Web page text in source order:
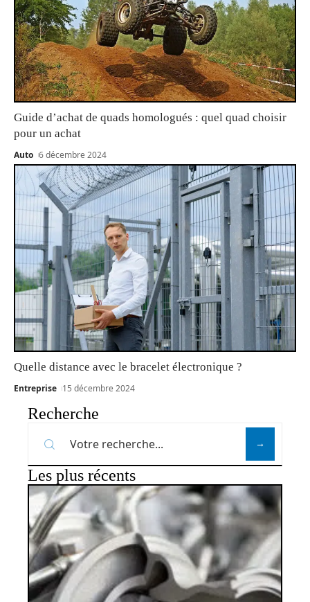
Guide d’achat de quads homologués : quel quad choisir
pour un achat
Auto 6 décembre 2024
Quelle distance avec le bracelet électronique ?
Entreprise 15 décembre 2024
Recherche
Les plus récents